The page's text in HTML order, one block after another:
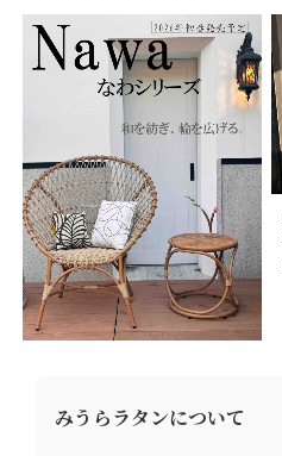
みうらラタンについて
来春デビューの新作『なわ
シリーズ』と、私たちみうら
ラタンが目指す次の100年